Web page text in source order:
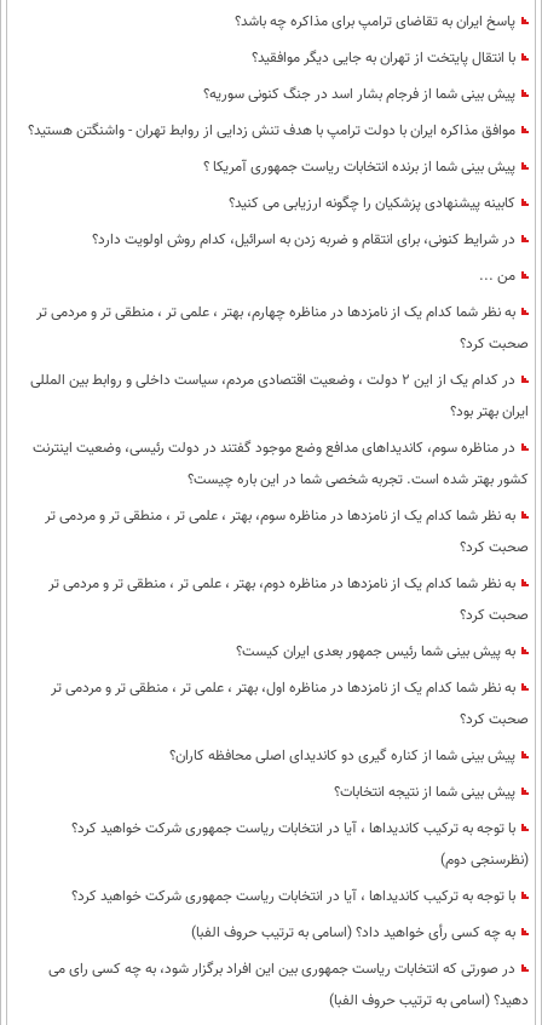
پاسخ ایران به تقاضای ترامپ برای مذاکره چه باشد؟
با انتقال پایتخت از تهران به جایی دیگر موافقید؟
پیش بینی شما از فرجام بشار اسد در جنگ کنونی سوریه؟
موافق مذاکره ایران با دولت ترامپ با هدف تنش زدایی از روابط تهران - واشنگتن هستید؟
پیش بینی شما از برنده انتخابات ریاست جمهوری آمریکا ؟
کابینه پیشنهادی پزشکیان را چگونه ارزیابی می کنید؟
در شرایط کنونی، برای انتقام و ضربه زدن به اسرائیل، کدام روش اولویت دارد؟
من ...
به نظر شما کدام یک از نامزدها در مناظره چهارم، بهتر ، علمی تر ، منطقی تر و مردمی تر
صحبت کرد؟
در کدام یک از این 2 دولت ، وضعیت اقتصادی مردم، سیاست داخلی و روابط بین المللی
ایران بهتر بود؟
در مناظره سوم، کاندیداهای مدافع وضع موجود گفتند در دولت رئیسی، وضعیت اینترنت
کشور بهتر شده است. تجربه شخصی شما در این باره چیست؟
به نظر شما کدام یک از نامزدها در مناظره سوم، بهتر ، علمی تر ، منطقی تر و مردمی تر
صحبت کرد؟
به نظر شما کدام یک از نامزدها در مناظره دوم، بهتر ، علمی تر ، منطقی تر و مردمی تر
صحبت کرد؟
به پیش بینی شما رئیس جمهور بعدی ایران کیست؟
به نظر شما کدام یک از نامزدها در مناظره اول، بهتر ، علمی تر ، منطقی تر و مردمی تر
صحبت کرد؟
پیش بینی شما از کناره گیری دو کاندیدای اصلی محافظه کاران؟
پیش بینی شما از نتیجه انتخابات؟
با توجه به ترکیب کاندیداها ، آیا در انتخابات ریاست جمهوری شرکت خواهید کرد؟
(نظرسنجی دوم)
با توجه به ترکیب کاندیداها ، آیا در انتخابات ریاست جمهوری شرکت خواهید کرد؟
به چه کسی رأی خواهید داد؟ (اسامی به ترتیب حروف الفبا)
در صورتی که انتخابات ریاست جمهوری بین این افراد برگزار شود، به چه کسی رای می
دهید؟ (اسامی به ترتیب حروف الفبا)